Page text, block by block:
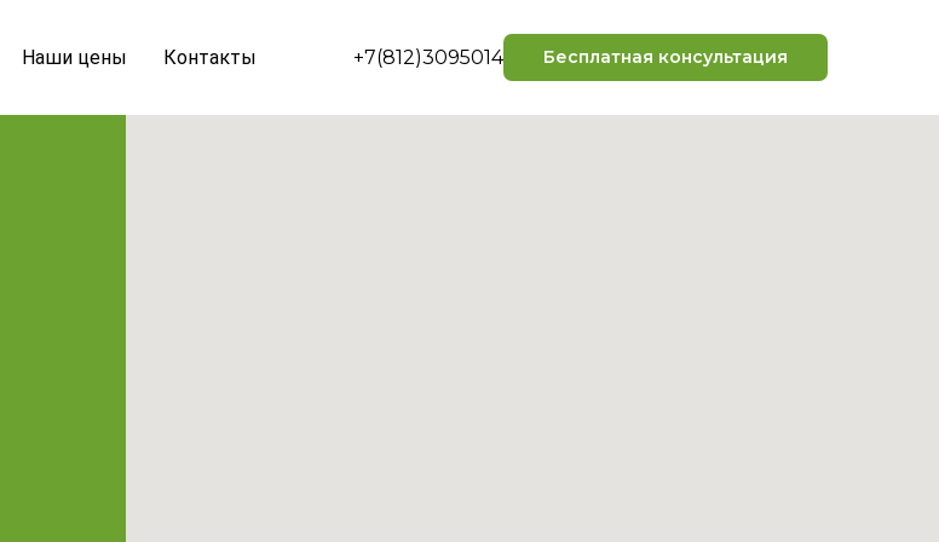
Наши цены Контакты +7(812)3095014 Бесплатная консультация